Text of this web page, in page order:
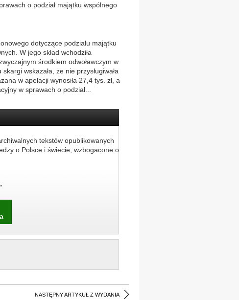
o podział majątku wspólnego
dotyczące podziału majątku
W jego skład wchodziła
środkiem odwoławczym w
wskazała, że nie przysługiwała
w apelacji wynosiła 27,4 tys. zł, a
w sprawach o podział...
tekstów opublikowanych
o Polsce i świecie, wzbogacone o
NASTĘPNY ARTYKUŁ Z WYDANIA